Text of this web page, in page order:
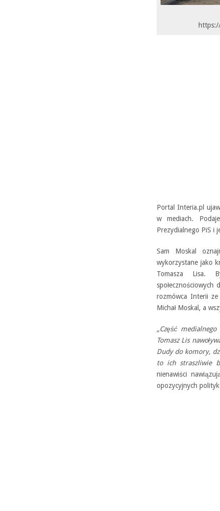
Portal Interia.pl
w mediach.
Prezydialnego PiS i
Sam Moskal
wykorzystane jako
Tomasza Lisa.
społecznościowych
rozmówca Interii
Michał Moskal, a
„Część
Tomasz Lis
Dudy do komory,
to ich straszliwie
nienawiści
opozycyjnych